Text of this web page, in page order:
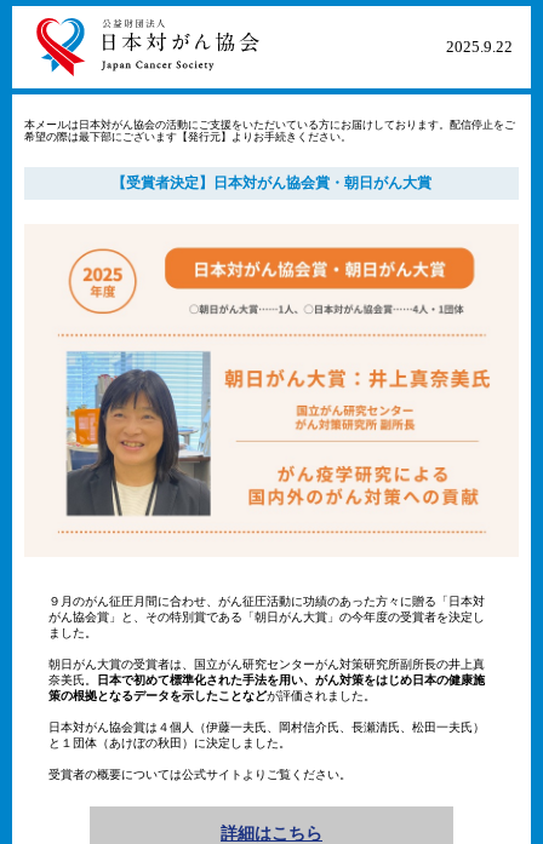
2025​.9​.22​
本メールは日本対がん協会の活動にご支援をいただいている方にお届けしております。配信停止をご
希望の際は最下部にございます【発行元】よりお手続きください。
【受賞者決定】日本対がん協会賞・朝日がん大賞
９月のがん征圧月間に合わせ、がん征圧活動に功績のあった方々に贈る「日本対
がん協会賞」と、その特別賞である「朝日がん大賞」の今年度の受賞者を決定し
ました。
朝日がん大賞の受賞者は、国立がん研究センターがん対策研究所副所長の井上真
奈美氏。
日本で初めて標準化された手法を用い、がん対策をはじめ日本の健康施
策の根拠となるデータを示したことなどが評価されました。
日本対がん協会賞は４個人（伊藤一夫氏、岡村信介氏、長瀬清氏、松田一夫氏）
と１団体（あけぼの秋田）に決定しました。
受賞者の概要については公式サイトよりご覧ください。
詳細はこちら